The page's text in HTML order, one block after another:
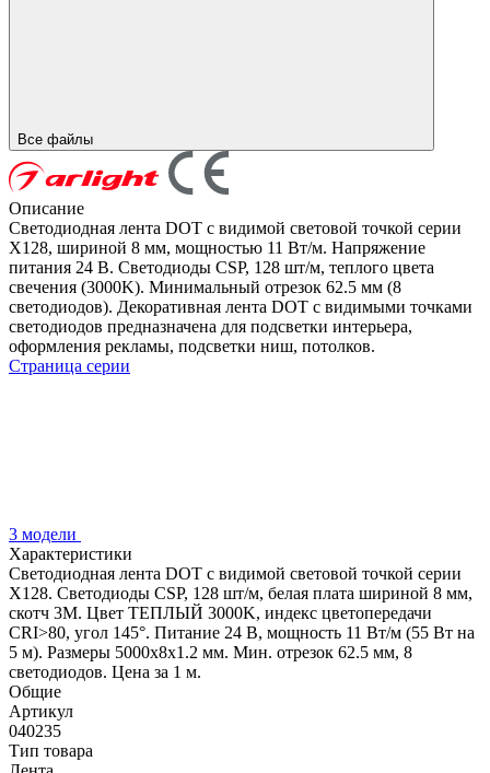
Все файлы
Описание
Светодиодная лента DOT с видимой световой точкой серии
X128, шириной 8 мм, мощностью 11 Вт/м. Напряжение
питания 24 В. Светодиоды CSP, 128 шт/м, теплого цвета
свечения (3000K). Минимальный отрезок 62.5 мм (8
светодиодов). Декоративная лента DOT с видимыми точками
светодиодов предназначена для подсветки интерьера,
оформления рекламы, подсветки ниш, потолков.
Страница серии
3 модели
Характеристики
Светодиодная лента DOT с видимой световой точкой серии
X128. Светодиоды CSP, 128 шт/м, белая плата шириной 8 мм,
скотч 3M. Цвет ТЕПЛЫЙ 3000K, индекс цветопередачи
CRI>80, угол 145°. Питание 24 В, мощность 11 Вт/м (55 Вт на
5 м). Размеры 5000х8х1.2 мм. Мин. отрезок 62.5 мм, 8
светодиодов. Цена за 1 м.
Общие
Артикул
040235
Тип товара